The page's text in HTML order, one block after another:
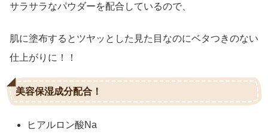
サラサラなパウダーを配合しているので、
肌に塗布するとツヤッとした見た目なのにベタつきのない
仕上がりに！！
美容保湿成分配合！
ヒアルロン酸Na